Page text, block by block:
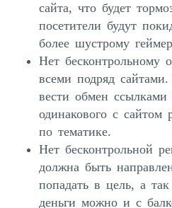
сайта, что будет
посетители будут
более шустрому
Нет бесконтрольному
всеми подряд
вести обмен ссылками
одинакового с
по тематике.
Нет бесконтрольной
должна быть
попадать в цель, а
деньги можно и с